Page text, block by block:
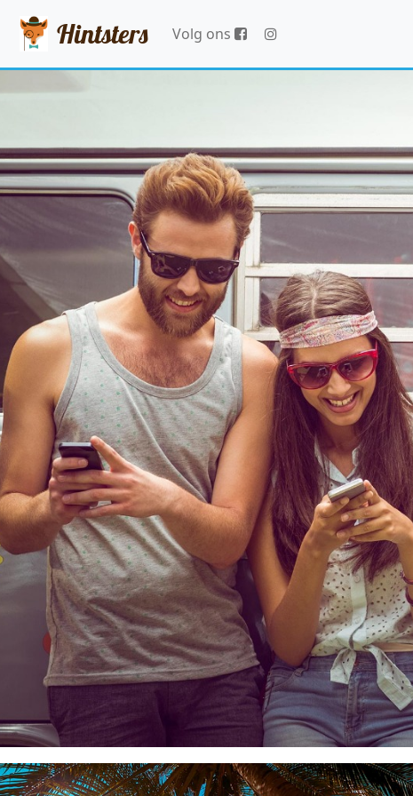
Hintsters Volg ons